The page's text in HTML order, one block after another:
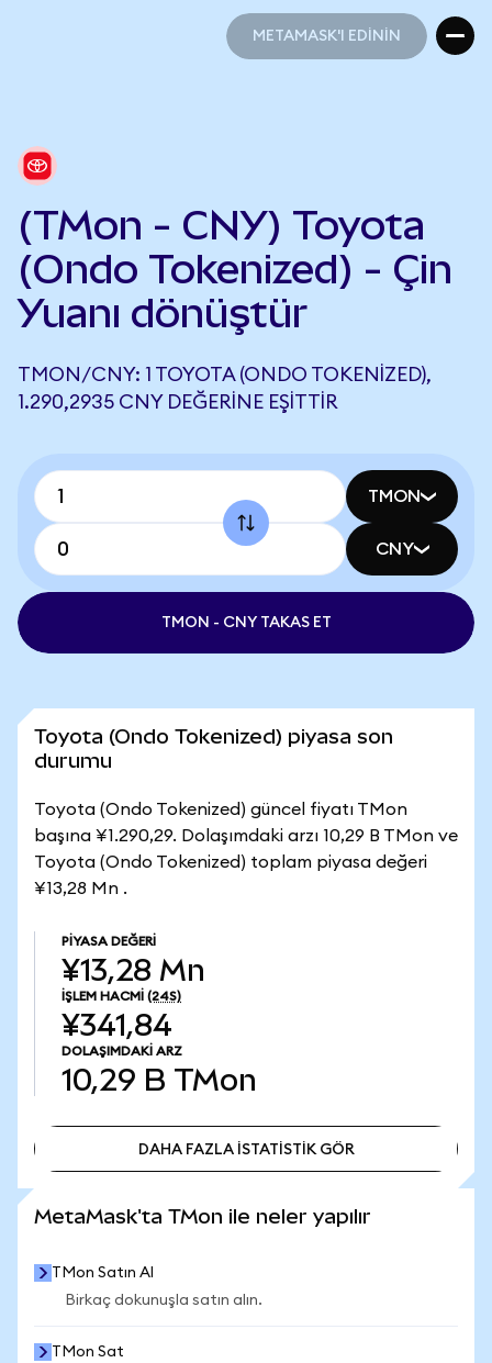
METAMASK'I EDİNİN
(TMon - CNY) Toyota
(Ondo Tokenized) - Çin
Yuanı dönüştür
TMON/CNY: 1 TOYOTA (ONDO TOKENIZED),
1.290,2935 CNY DEĞERINE EŞITTIR
TMON
CNY
TMON - CNY TAKAS ET
Toyota (Ondo Tokenized) piyasa son
durumu
Toyota (Ondo Tokenized) güncel fiyatı TMon
başına ¥1.290,29. Dolaşımdaki arzı 10,29 B TMon ve
Toyota (Ondo Tokenized) toplam piyasa değeri
¥13,28 Mn .
PIYASA DEĞERI
¥13,28 Mn
İŞLEM HACMI (24S)
¥341,84
DOLAŞIMDAKI ARZ
10,29 B TMon
DAHA FAZLA İSTATİSTİK GÖR
MetaMask'ta TMon ile neler yapılır
TMon Satın Al
Birkaç dokunuşla satın alın.
TMon Sat